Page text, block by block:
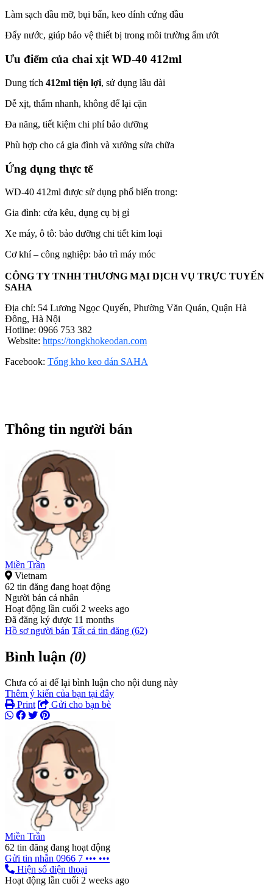
Làm sạch dầu mỡ, bụi bẩn, keo dính cứng đầu
Đẩy nước, giúp bảo vệ thiết bị trong môi trường ẩm ướt
Ưu điểm của chai xịt WD-40 412ml
Dung tích 412ml tiện lợi, sử dụng lâu dài
Dễ xịt, thấm nhanh, không để lại cặn
Đa năng, tiết kiệm chi phí bảo dưỡng
Phù hợp cho cả gia đình và xưởng sửa chữa
Ứng dụng thực tế
WD-40 412ml được sử dụng phổ biến trong:
Gia đình: cửa kêu, dụng cụ bị gỉ
Xe máy, ô tô: bảo dưỡng chi tiết kim loại
Cơ khí – công nghiệp: bảo trì máy móc
CÔNG TY TNHH THƯƠNG MẠI DỊCH VỤ TRỰC TUYẾN
SAHA
Địa chỉ: 54 Lương Ngọc Quyến, Phường Văn Quán, Quận Hà
Đông, Hà Nội
Hotline: 0966 753 382
Website: https://tongkhokeodan.com
Facebook: Tổng kho keo dán SAHA
Thông tin người bán
Miền Trần
Vietnam
62 tin đăng đang hoạt động
Người bán cá nhân
Hoạt động lần cuối 2 weeks ago
Đã đăng ký được 11 months
Hồ sơ người bán Tất cả tin đăng (62)
Bình luận (0)
Chưa có ai để lại bình luận cho nội dung này
Thêm ý kiến của bạn tại đây
Print
Gửi cho bạn bè
Miền Trần
62 tin đăng đang hoạt động
Gửi tin nhắn 0966 7 ••• •••
Hiện số điện thoại
Hoạt động lần cuối 2 weeks ago